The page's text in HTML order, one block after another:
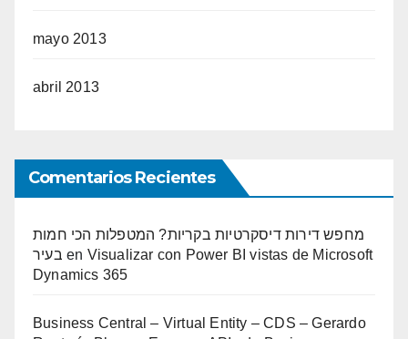
mayo 2013
abril 2013
Comentarios Recientes
מחפש דירות דיסקרטיות בקריות? המטפלות הכי חמות
בעיר en Visualizar con Power BI vistas de Microsoft
Dynamics 365
Business Central – Virtual Entity – CDS – Gerardo